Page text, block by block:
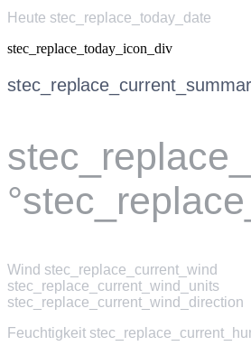
Heute stec_replace_today_date
stec_replace_today_icon_div
Wind stec_replace_current_wind
stec_replace_current_wind_units
stec_replace_current_wind_direction
Feuchtigkeit